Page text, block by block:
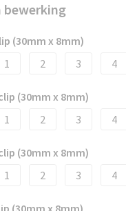
bewerking
(30mm x 8mm)
1 2 3 4
(30mm x 8mm)
1 2 3 4
(30mm x 8mm)
1 2 3 4